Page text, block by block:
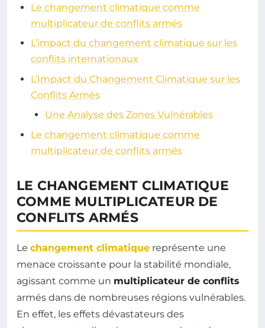
Le changement climatique comme
multiplicateur de conflits armés
L’impact du changement climatique sur les
conflits internationaux
L’Impact du Changement Climatique sur les
Conflits Armés
Une Analyse des Zones Vulnérables
Le changement climatique comme
multiplicateur de conflits armés
LE CHANGEMENT CLIMATIQUE
COMME MULTIPLICATEUR DE
CONFLITS ARMÉS
Le changement climatique représente une
menace croissante pour la stabilité mondiale,
agissant comme un multiplicateur de conflits
armés dans de nombreuses régions vulnérables.
En effet, les effets dévastateurs des